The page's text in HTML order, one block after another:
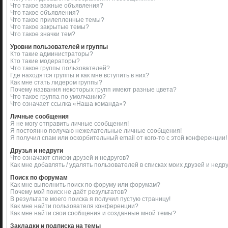
Что такое важные объявления?
Что такое объявления?
Что такое прилепленные темы?
Что такое закрытые темы?
Что такое значки тем?
Уровни пользователей и группы
Кто такие администраторы?
Кто такие модераторы?
Что такое группы пользователей?
Где находятся группы и как мне вступить в них?
Как мне стать лидером группы?
Почему названия некоторых групп имеют разные цвета?
Что такое группа по умолчанию?
Что означает ссылка «Наша команда»?
Личные сообщения
Я не могу отправить личные сообщения!
Я постоянно получаю нежелательные личные сообщения!
Я получил спам или оскорбительный email от кого-то с этой конференции!
Друзья и недруги
Что означают списки друзей и недругов?
Как мне добавлять / удалять пользователей в списках моих друзей и
Поиск по форумам
Как мне выполнить поиск по форуму или форумам?
Почему мой поиск не даёт результатов?
В результате моего поиска я получил пустую страницу!
Как мне найти пользователя конференции?
Как мне найти свои сообщения и созданные мной темы?
Закладки и подписка на темы